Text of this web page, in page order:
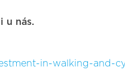
u nás.
in-walking-and-